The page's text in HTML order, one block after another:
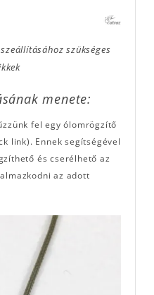
szükséges
menete:
fel egy ólomrögzítő
link). Ennek segítségével
és cserélhető az
az adott